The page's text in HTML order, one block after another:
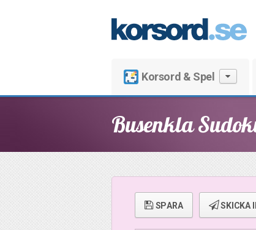
Korsord & Spel
Busenkla
SPARA SKICKA